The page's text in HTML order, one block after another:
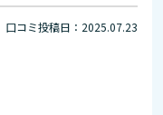
口コミ投稿日：2025.07.23